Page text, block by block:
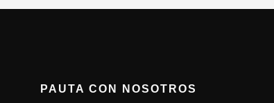
PAUTA CON NOSOTROS